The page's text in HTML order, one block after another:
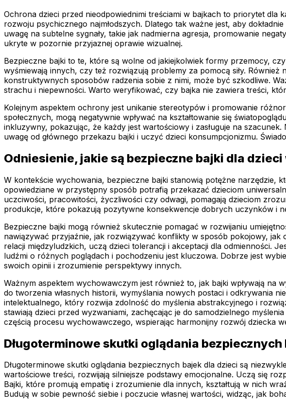
Ochrona dzieci przed nieodpowiednimi treściami w bajkach to priorytet dla
rozwoju psychicznego najmłodszych. Dlatego tak ważne jest, aby
uwagę na subtelne sygnały, takie jak nadmierna agresja, promowanie
ukryte w pozornie przyjaznej oprawie wizualnej.
Bezpieczne bajki to te, które są wolne od jakiejkolwiek formy przemocy,
wyśmiewają innych, czy też rozwiązują problemy za pomocą siły.
konstruktywnych sposobów radzenia sobie z nimi, może być szkodliwe.
strachu i niepewności. Warto weryfikować, czy bajka nie zawiera treści,
Kolejnym aspektem ochrony jest unikanie stereotypów i promowanie
społecznych, mogą negatywnie wpływać na kształtowanie się
inkluzywny, pokazując, że każdy jest wartościowy i zasługuje na
uwagę od głównego przekazu bajki i uczyć dzieci konsumpcjonizmu.
Odniesienie, jakie są bezpieczne bajki dla
W kontekście wychowania, bezpieczne bajki stanowią potężne narzędzie,
opowiedziane w przystępny sposób potrafią przekazać dzieciom
uczciwości, pracowitości, życzliwości czy odwagi, pomagają dzieciom
produkcje, które pokazują pozytywne konsekwencje dobrych uczynków i
Bezpieczne bajki mogą również skutecznie pomagać w rozwijaniu
nawiązywać przyjaźnie, jak rozwiązywać konflikty w sposób pokojowy,
relacji międzyludzkich, uczą dzieci tolerancji i akceptacji dla odmienności.
ludźmi o różnych poglądach i pochodzeniu jest kluczowa. Dobrze jest
swoich opinii i zrozumienie perspektywy innych.
Ważnym aspektem wychowawczym jest również to, jak bajki wpływają na
do tworzenia własnych historii, wymyślania nowych postaci i odkrywania
intelektualnego, który rozwija zdolność do myślenia abstrakcyjnego i
stawiają dzieci przed wyzwaniami, zachęcając je do samodzielnego
częścią procesu wychowawczego, wspierając harmonijny rozwój dziecka
Długoterminowe skutki oglądania
Długoterminowe skutki oglądania bezpiecznych bajek dla dzieci są
wartościowe treści, rozwijają silniejsze podstawy emocjonalne. Uczą się
Bajki, które promują empatię i zrozumienie dla innych, kształtują w nich
Budują w sobie pewność siebie i poczucie własnej wartości, widząc, jak